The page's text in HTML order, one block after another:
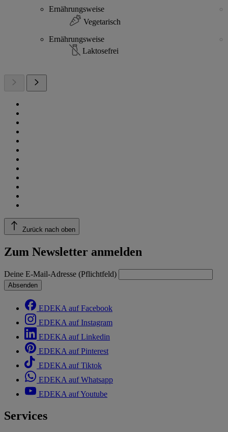
Ernährungsweise
Vegetarisch
Ernährungsweise
Laktosefrei
Zurück nach oben
Zum Newsletter anmelden
Deine E-Mail-Adresse (Pflichtfeld)
Absenden
EDEKA auf Facebook
EDEKA auf Instagram
EDEKA auf Linkedin
EDEKA auf Pinterest
EDEKA auf Tiktok
EDEKA auf Whatsapp
EDEKA auf Youtube
Services